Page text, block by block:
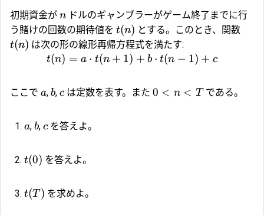
初期資金が n ドルのギャンブラーがゲーム終了までに行
う賭けの回数の期待値を t(n) とする。このとき、関数
t(n) は次の形の線形再帰方程式を満たす:
t(n) = a ⋅ t(n + 1) + b ⋅ t(n − 1) + c
ここで a, b, c は定数を表す。また 0 < n < T である。
a, b, c を答えよ。
t(0) を答えよ。
t(T ) を求めよ。